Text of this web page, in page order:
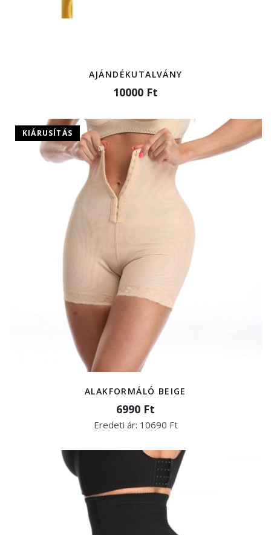
AJÁNDÉKUTALVÁNY
10000 Ft
KIÁRUSÍTÁS
ALAKFORMÁLÓ BEIGE
6990 Ft
Eredeti ár: 10690 Ft